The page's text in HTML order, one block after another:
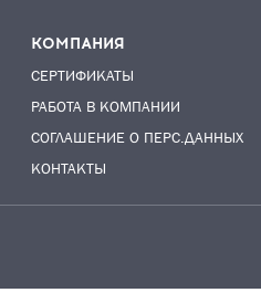
КОМПАНИЯ
СЕРТИФИКАТЫ
РАБОТА В КОМПАНИИ
СОГЛАШЕНИЕ О ПЕРС.ДАННЫХ
КОНТАКТЫ